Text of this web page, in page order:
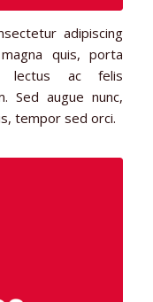
adipiscing
quis, porta
lectus ac felis
Sed augue nunc,
tempor sed orci.